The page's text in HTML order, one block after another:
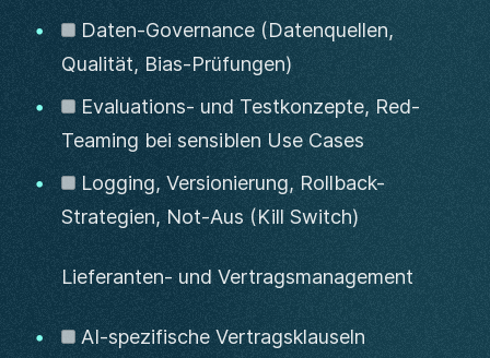
Daten-Governance (Datenquellen,
Qualität, Bias-Prüfungen)
Evaluations- und Testkonzepte, Red-
Teaming bei sensiblen Use Cases
Logging, Versionierung, Rollback-
Strategien, Not-Aus (Kill Switch)
Lieferanten- und Vertragsmanagement
AI-spezifische Vertragsklauseln